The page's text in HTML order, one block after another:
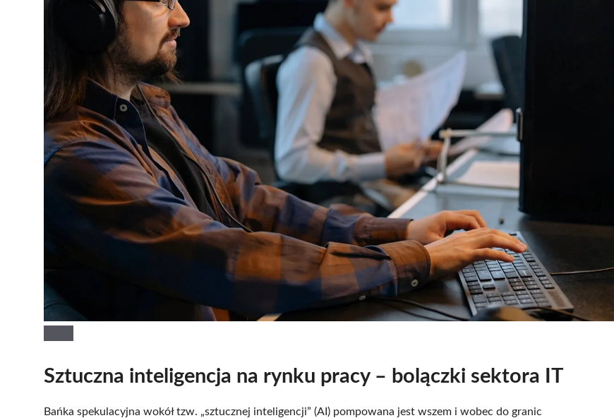
Sztuczna inteligencja na rynku pracy – bolączki sektora IT
Bańka spekulacyjna wokół tzw. „sztucznej inteligencji” (AI) pompowana jest wszem i wobec do granic